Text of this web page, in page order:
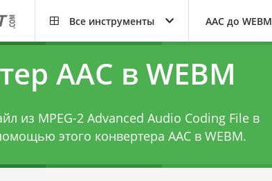
Все инструменты AAC до WEBM
AAC в WEBM
из MPEG-2 Advanced Audio Coding File в
этого конвертера AAC в WEBM.